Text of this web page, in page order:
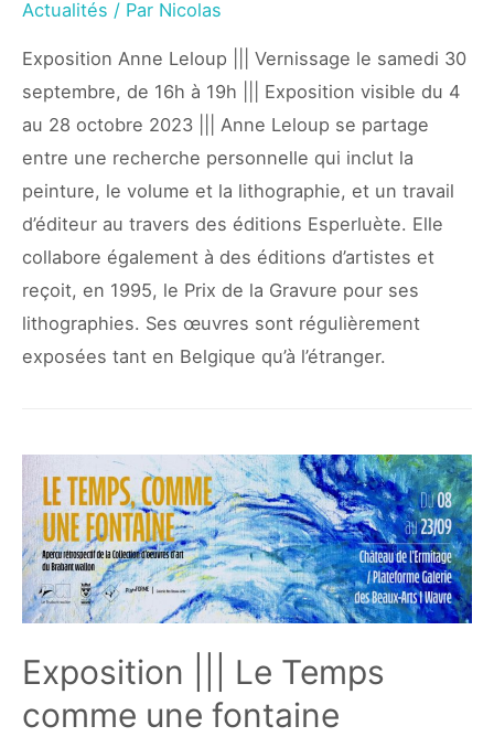
Actualités / Par Nicolas
Exposition Anne Leloup ||| Vernissage le samedi 30
septembre, de 16h à 19h ||| Exposition visible du 4
au 28 octobre 2023 ||| Anne Leloup se partage
entre une recherche personnelle qui inclut la
peinture, le volume et la lithographie, et un travail
d’éditeur au travers des éditions Esperluète. Elle
collabore également à des éditions d’artistes et
reçoit, en 1995, le Prix de la Gravure pour ses
lithographies. Ses œuvres sont régulièrement
exposées tant en Belgique qu’à l’étranger.
Exposition ||| Le Temps
comme une fontaine